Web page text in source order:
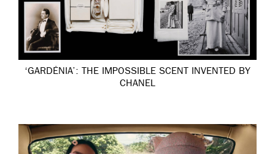
‘GARDÉNIA’: THE IMPOSSIBLE SCENT INVENTED BY
CHANEL